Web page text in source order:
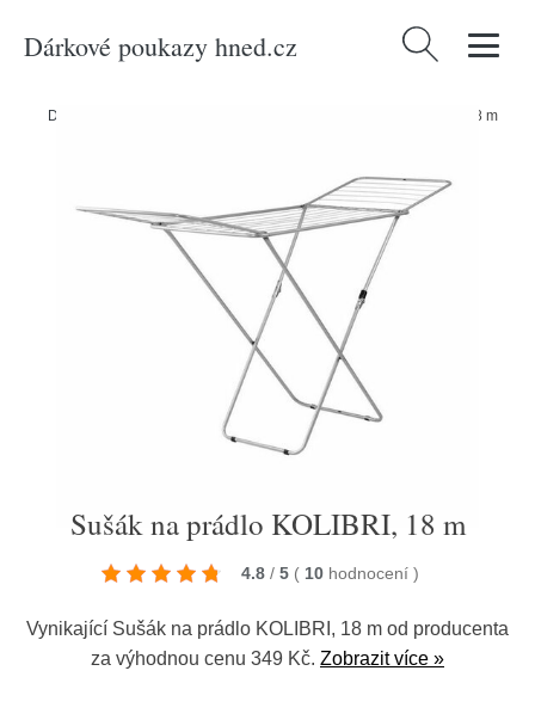
Dárkové poukazy hned.cz Vyhledávání
Domů Sušák na prádlo KOLIBRI, 18 m
Sušák na prádlo KOLIBRI, 18 m
4.8 / 5 ( 10 hodnocení )
Vynikající Sušák na prádlo KOLIBRI, 18 m od producenta
za výhodnou cenu 349 Kč. Zobrazit více »